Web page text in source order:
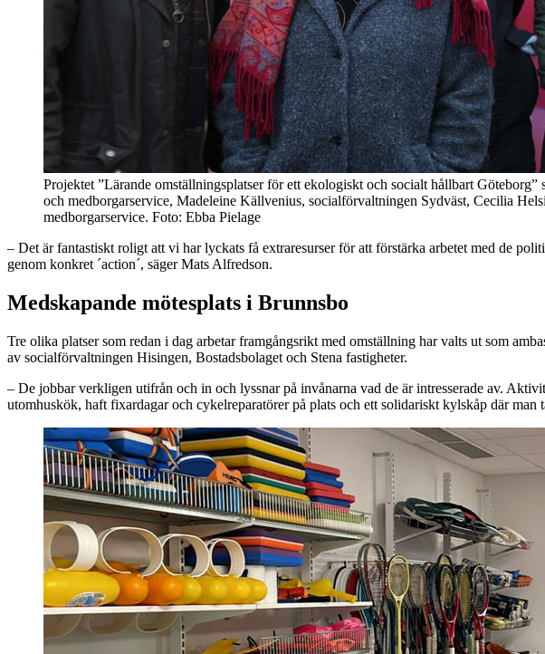
Projektet ”Lärande omställningsplatser för ett ekologiskt och socialt hållbart
och medborgarservice, Madeleine Källvenius, socialförvaltningen Sydväst, Cecilia
medborgarservice. Foto: Ebba Pielage
– Det är fantastiskt roligt att vi har lyckats få extraresurser för att förstärka arbetet med de
genom konkret ´action´, säger Mats Alfredson.
Medskapande mötesplats i Brunnsbo
Tre olika platser som redan i dag arbetar framgångsrikt med omställning har valts ut som
av socialförvaltningen Hisingen, Bostadsbolaget och Stena fastigheter.
– De jobbar verkligen utifrån och in och lyssnar på invånarna vad de är intresserade av.
utomhuskök, haft fixardagar och cykelreparatörer på plats och ett solidariskt kylskåp där